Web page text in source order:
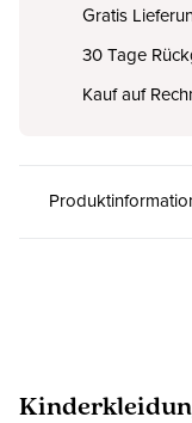
Gratis
30 Tage
Kauf auf
Produktgalerie